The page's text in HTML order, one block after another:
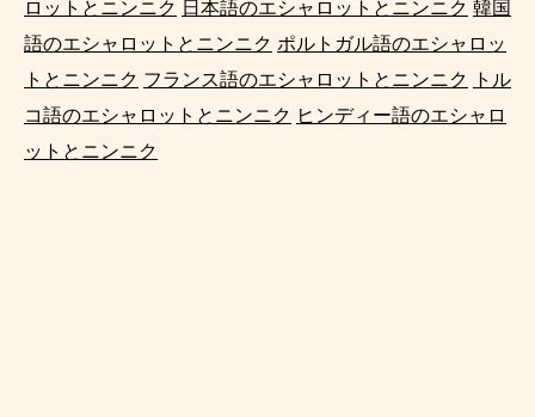
ロットとニンニク 日本語のエシャロットとニンニク 韓国
語のエシャロットとニンニク ポルトガル語のエシャロッ
トとニンニク フランス語のエシャロットとニンニク トル
コ語のエシャロットとニンニク ヒンディー語のエシャロ
ットとニンニク